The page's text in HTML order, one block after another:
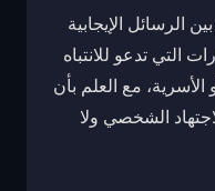
الرسائل الإيجابية
التي تدعو للانتباه
مع العلم بأن
الشخصي ولا